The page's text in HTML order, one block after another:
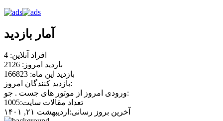
آمار بازدید
افراد آنلاین: 4
بازدید امروز: 2126
بازدید این ماه: 166823
بازدید کنندگان امروز:
ورودی امروز از موتور های جست . جو:
تعداد مقالات سایت:1005
آخرین بروز رسانی:اردیبهشت ۲۱, ۱۴۰۱